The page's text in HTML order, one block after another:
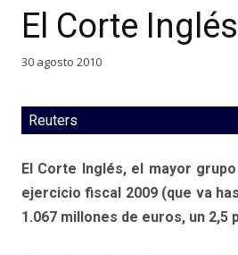
El Corte
30 agosto 2010
Reuters
El Corte Inglés, el mayor
ejercicio fiscal 2009 (que va
1.067 millones de euros, un